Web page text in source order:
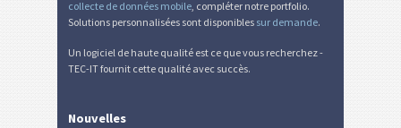
collecte de données mobile, compléter notre portfolio.
Solutions personnalisées sont disponibles sur demande.
Un logiciel de haute qualité est ce que vous recherchez -
TEC-IT fournit cette qualité avec succès.
Nouvelles